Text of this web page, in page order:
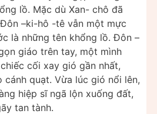
lồ. Mặc dù Xan- chô đã
–ki-hô -tê vẫn một mực
là những tên khổng lồ. Đôn –
giáo trên tay, một mình
cối xay gió gần nhất,
cánh quạt. Vừa lúc gió nổi lên,
hiệp sĩ ngã lộn xuống đất,
tan tành.